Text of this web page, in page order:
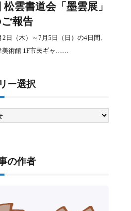
松雲書道会「墨雲展」
報告
日（木）～7月5日（日）の4日間、
美術館 1F市民ギャ……
ー選択
の作者